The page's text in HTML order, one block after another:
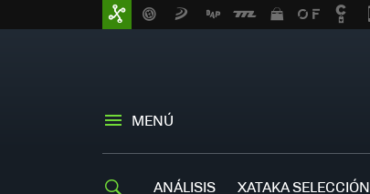
MENÚ
ANÁLISIS XATAKA SELECCIÓN